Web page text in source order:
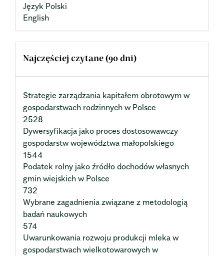
Język Polski
English
Najczęściej czytane (90 dni)
Strategie zarządzania kapitałem obrotowym w
gospodarstwach rodzinnych w Polsce
2528
Dywersyfikacja jako proces dostosowawczy
gospodarstw województwa małopolskiego
1544
Podatek rolny jako źródło dochodów własnych
gmin wiejskich w Polsce
732
Wybrane zagadnienia związane z metodologią
badań naukowych
574
Uwarunkowania rozwoju produkcji mleka w
gospodarstwach wielkotowarowych w